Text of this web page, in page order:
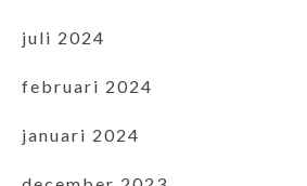
juli 2024
februari 2024
januari 2024